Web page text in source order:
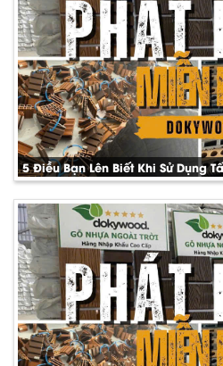
5 Điều Bạn Lên Biết Khi Sử Dụng